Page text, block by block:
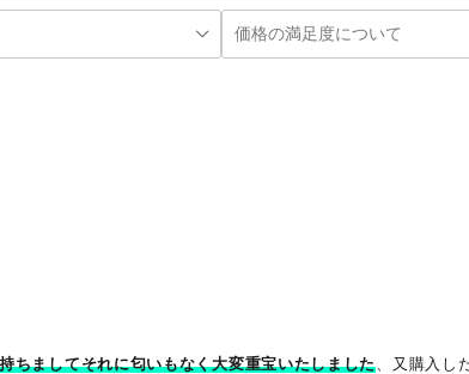
ちましてそれに匂いもなく大変重宝いたしました 、又購入し